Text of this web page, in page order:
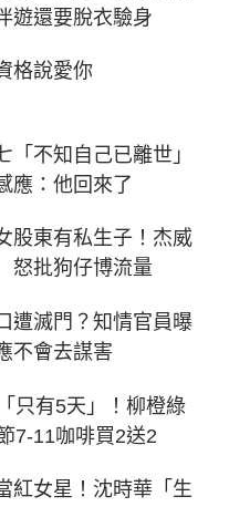
還要脫衣驗身
格說愛你
「不知自己已離世」
：他回來了
股東有私生子！杰威
批狗仔博流量
遭滅門？知情官員曝
不會去謀害
只有5天」！柳橙綠
7-11咖啡買2送2
紅女星！沈時華「生